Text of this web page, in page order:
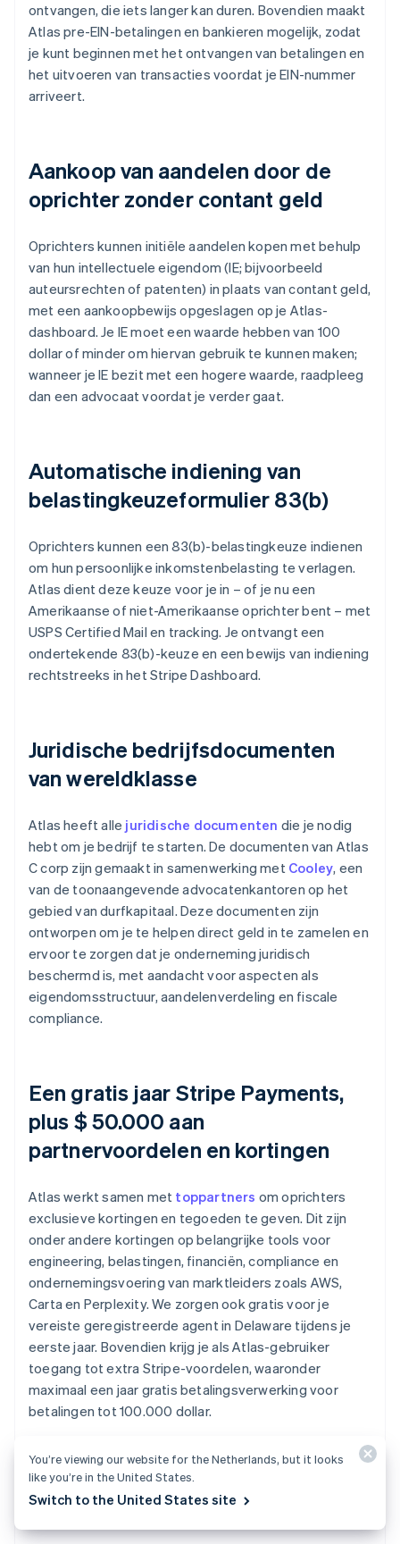
ontvangen, die iets langer kan duren. Bovendien maakt
Atlas pre-EIN-betalingen en bankieren mogelijk, zodat
je kunt beginnen met het ontvangen van betalingen en
het uitvoeren van transacties voordat je EIN-nummer
arriveert.
Aankoop van aandelen door de
oprichter zonder contant geld
Oprichters kunnen initiële aandelen kopen met behulp
van hun intellectuele eigendom (IE; bijvoorbeeld
auteursrechten of patenten) in plaats van contant geld,
met een aankoopbewijs opgeslagen op je Atlas-
dashboard. Je IE moet een waarde hebben van 100
dollar of minder om hiervan gebruik te kunnen maken;
wanneer je IE bezit met een hogere waarde, raadpleeg
dan een advocaat voordat je verder gaat.
Automatische indiening van
belastingkeuzeformulier 83(b)
Oprichters kunnen een 83(b)-belastingkeuze indienen
om hun persoonlijke inkomstenbelasting te verlagen.
Atlas dient deze keuze voor je in – of je nu een
Amerikaanse of niet-Amerikaanse oprichter bent – met
USPS Certified Mail en tracking. Je ontvangt een
ondertekende 83(b)-keuze en een bewijs van indiening
rechtstreeks in het Stripe Dashboard.
Juridische bedrijfsdocumenten
van wereldklasse
Atlas heeft alle juridische documenten die je nodig
hebt om je bedrijf te starten. De documenten van Atlas
C corp zijn gemaakt in samenwerking met Cooley, een
van de toonaangevende advocatenkantoren op het
gebied van durfkapitaal. Deze documenten zijn
ontworpen om je te helpen direct geld in te zamelen en
ervoor te zorgen dat je onderneming juridisch
beschermd is, met aandacht voor aspecten als
eigendomsstructuur, aandelenverdeling en fiscale
compliance.
Een gratis jaar Stripe Payments,
plus $ 50.000 aan
partnervoordelen en kortingen
Atlas werkt samen met toppartners om oprichters
exclusieve kortingen en tegoeden te geven. Dit zijn
onder andere kortingen op belangrijke tools voor
engineering, belastingen, financiën, compliance en
ondernemingsvoering van marktleiders zoals AWS,
Carta en Perplexity. We zorgen ook gratis voor je
vereiste geregistreerde agent in Delaware tijdens je
eerste jaar. Bovendien krijg je als Atlas-gebruiker
toegang tot extra Stripe-voordelen, waaronder
maximaal een jaar gratis betalingsverwerking voor
betalingen tot 100.000 dollar.
Lees meer over hoe Atlas je kanhelpen bij het snel en
eenvoudig opzetten van je nieuwe onderneming
jevandaag nog aan de slag kan gaan
You’re viewing our website for the Netherlands, but it looks
like you’re in the United States.
Switch to the United States site